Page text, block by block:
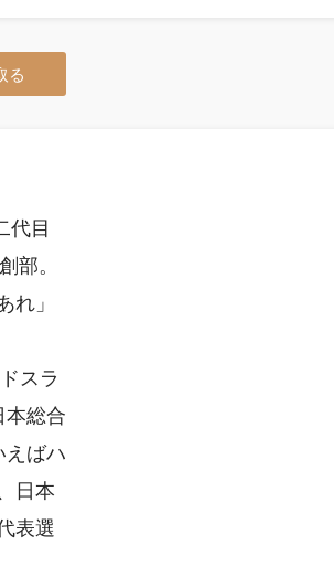
る
代目
部。
れ」
スラ
本総合
えばハ
日本
表選